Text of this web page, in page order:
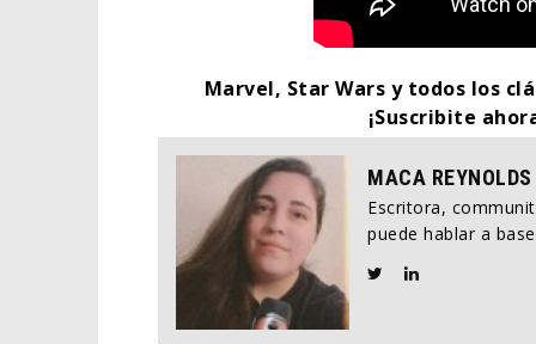
Marvel, Star Wars y todos los
¡Suscribite
MACA REYNOLDS
Escritora,
puede hablar a